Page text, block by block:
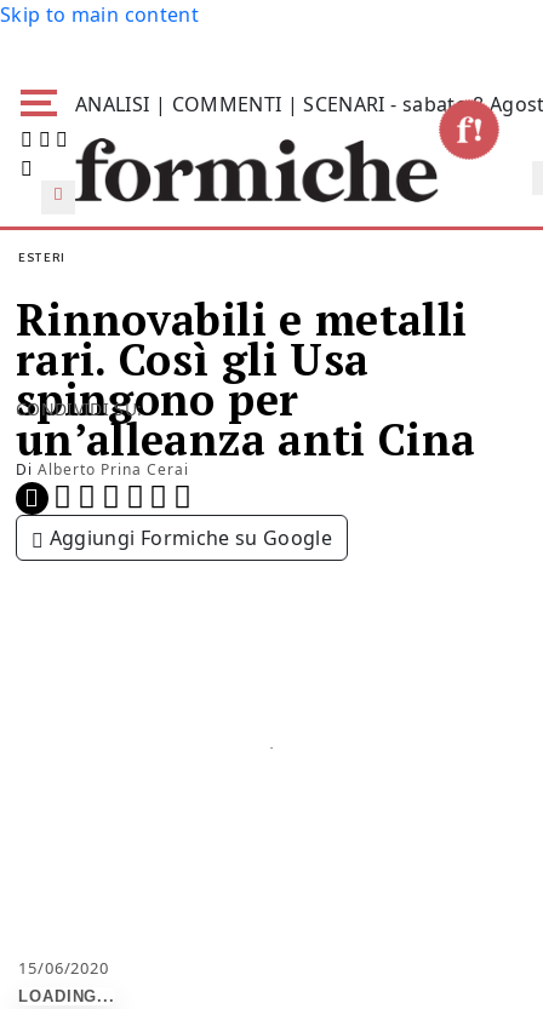
Skip to main content
ANALISI | COMMENTI | SCENARI - sabato 8
ESTERI
Rinnovabili e metalli
rari. Così gli Usa
spingono per
un’alleanza anti Cina
Di Alberto Prina Cerai
CONDIVIDI SU:
Aggiungi Formiche su Google
15/06/2020